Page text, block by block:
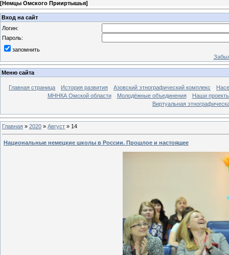
[Немцы Омского Прииртышья]
Вход на сайт
Логин:
Пароль:
запомнить
Меню сайта
Главная страница История развития Азовский этнографический комплекс
МННКА Омской области
Молодёжные объединения
Наши
Виртуальная
Главная » 2020 » Август » 14
Национальные немецкие школы в России. Прошлое и настоящее